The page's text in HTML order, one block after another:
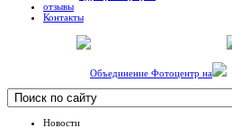
отзывы
Контакты
Объединение Фотоцентр на
Новости